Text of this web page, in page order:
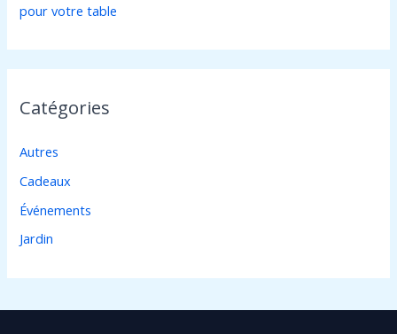
pour votre table
Catégories
Autres
Cadeaux
Événements
Jardin